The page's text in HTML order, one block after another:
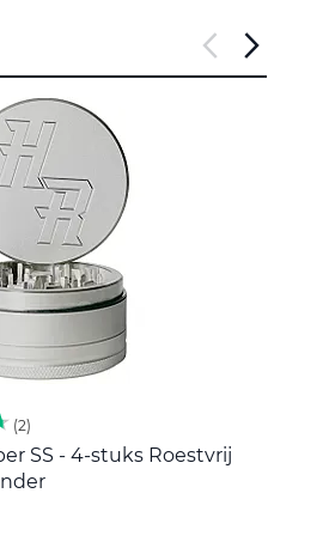
2
SS - 4-stuks Roestvrij